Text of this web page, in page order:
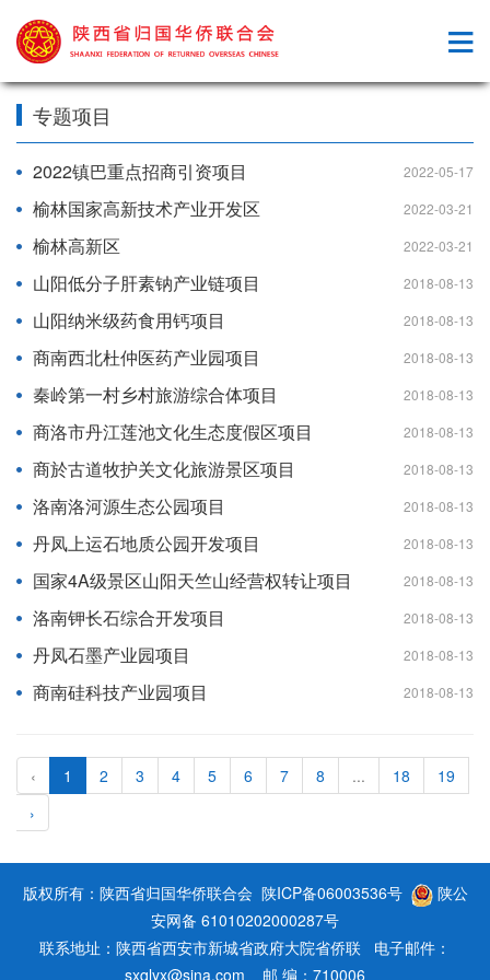
专题项目
2022镇巴重点招商引资项目 2022-05-17
榆林国家高新技术产业开发区 2022-03-21
榆林高新区 2022-03-21
山阳低分子肝素钠产业链项目 2018-08-13
山阳纳米级药食用钙项目 2018-08-13
商南西北杜仲医药产业园项目 2018-08-13
秦岭第一村乡村旅游综合体项目 2018-08-13
商洛市丹江莲池文化生态度假区项目 2018-08-13
商於古道牧护关文化旅游景区项目 2018-08-13
洛南洛河源生态公园项目 2018-08-13
丹凤上运石地质公园开发项目 2018-08-13
国家4A级景区山阳天竺山经营权转让项目 2018-08-13
洛南钾长石综合开发项目 2018-08-13
丹凤石墨产业园项目 2018-08-13
商南硅科技产业园项目 2018-08-13
‹ 1 2 3 4 5 6 7 8 ... 18
19
›
版权所有：陕西省归国华侨联合会 陕ICP备06003536号
陕公
安网备 61010202000287号
联系地址：陕西省西安市新城省政府大院省侨联 电子邮件：
sxqlyx@sina.com 邮 编：710006